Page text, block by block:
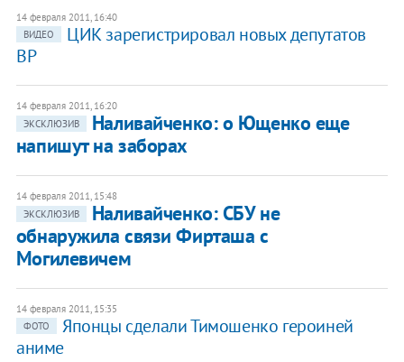
14 февраля 2011, 16:40
ВИДЕО
ЦИК зарегистрировал новых депутатов
ВР
14 февраля 2011, 16:20
ЭКСКЛЮЗИВ
Наливайченко: о Ющенко еще
напишут на заборах
14 февраля 2011, 15:48
ЭКСКЛЮЗИВ
Наливайченко: СБУ не
обнаружила связи Фирташа с
Могилевичем
14 февраля 2011, 15:35
ФОТО
Японцы сделали Тимошенко героиней
аниме